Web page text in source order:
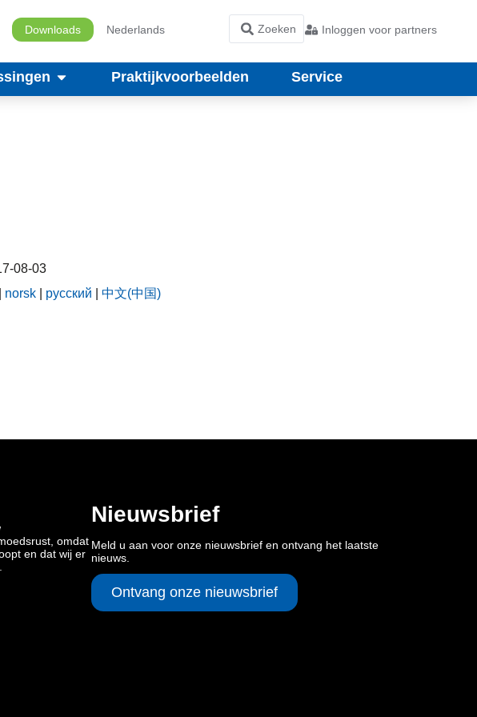
Downloads Nederlands Inloggen voor partners
Praktijkvoorbeelden Service
08-03
norsk| русский 中文(中国)
omdat
en dat wij er
Nieuwsbrief
Meld u aan voor onze nieuwsbrief en ontvang het laatste
nieuws.
Ontvang onze nieuwsbrief